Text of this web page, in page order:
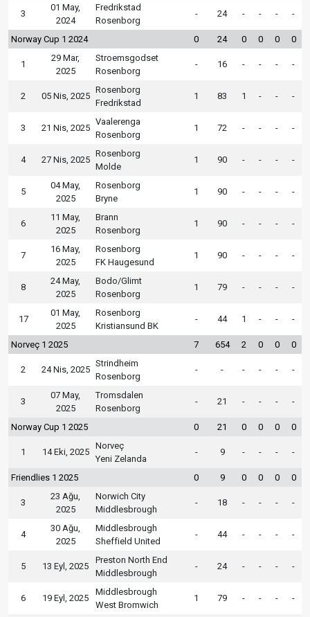
3
01 May,
2024
Fredrikstad
Rosenborg
- 24 - - - -
Norway Cup 1 2024 0 24 0 0 0 0
1
29 Mar,
2025
Stroemsgodset
Rosenborg
- 16 - - - -
2 05 Nis, 2025
Rosenborg
Fredrikstad
1 83 1 - - -
3 21 Nis, 2025
Vaalerenga
Rosenborg
1 72 - - - -
4 27 Nis, 2025
Rosenborg
Molde
1 90 - - - -
5
04 May,
2025
Rosenborg
Bryne
1 90 - - - -
6
11 May,
2025
Brann
Rosenborg
1 90 - - - -
7
16 May,
2025
Rosenborg
FK Haugesund
1 90 - - - -
8
24 May,
2025
Bodo/Glimt
Rosenborg
1 79 - - - -
17
01 May,
2025
Rosenborg
Kristiansund BK
- 44 1 - - -
Norveç 1 2025 7 654 2 0 0 0
2 24 Nis, 2025
Strindheim
Rosenborg
- - - - - -
3
07 May,
2025
Tromsdalen
Rosenborg
- 21 - - - -
Norway Cup 1 2025 0 21 0 0 0 0
1 14 Eki, 2025
Norveç
Yeni Zelanda
- 9 - - - -
Friendlies 1 2025 0 9 0 0 0 0
3
23 Ağu,
2025
Norwich City
Middlesbrough
- 18 - - - -
4
30 Ağu,
2025
Middlesbrough
Sheffield United
- 44 - - - -
5 13 Eyl, 2025
Preston North End
Middlesbrough
- 24 - - - -
6 19 Eyl, 2025
Middlesbrough
West Bromwich
1 79 - - - -